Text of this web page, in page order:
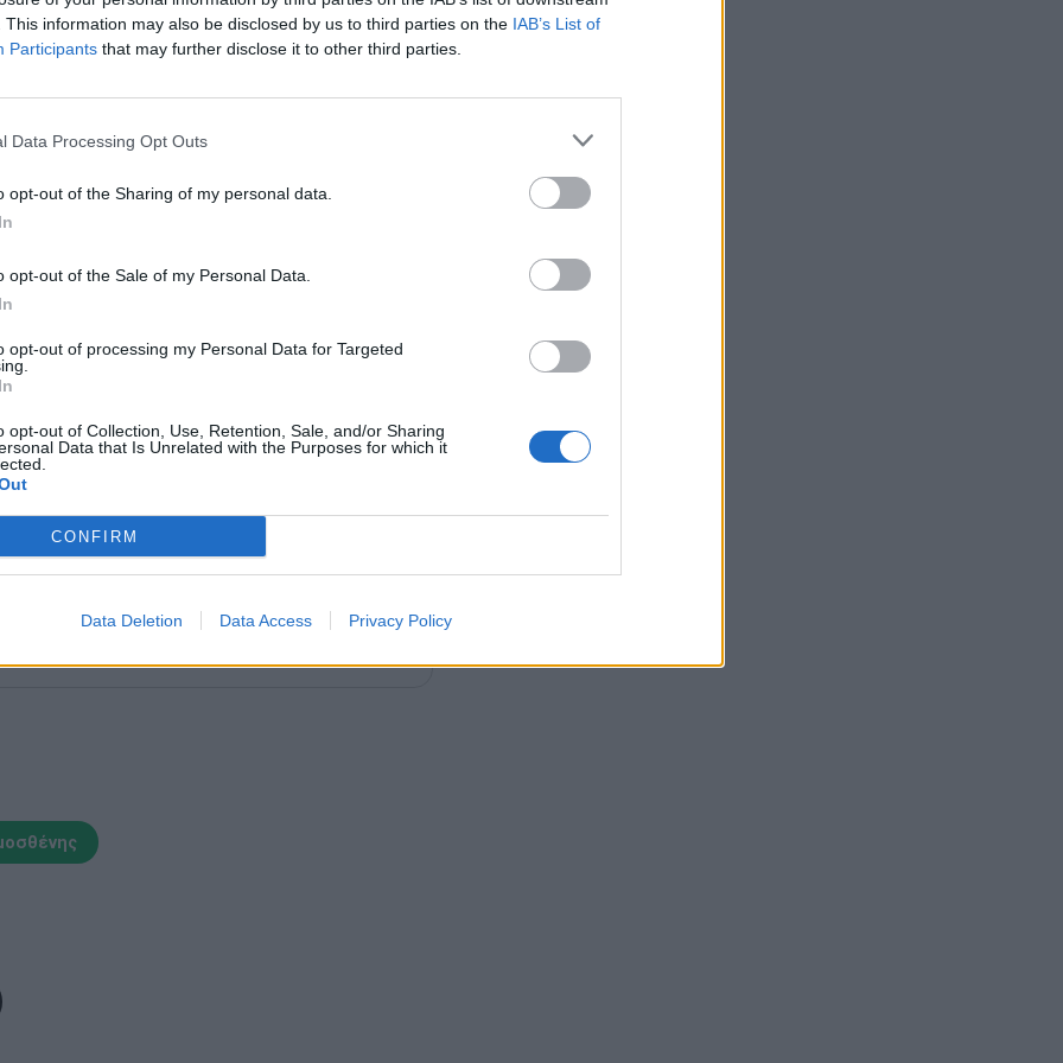
This information may also be disclosed by us to third parties on the IAB’s List of
Participants that may further disclose it to other third parties.
Data Processing Opt Outs
opt-out of the Sharing of my personal data.
opt-out of the Sale of my Personal Data.
opt-out of processing my Personal Data for Targeted
opt-out of Collection, Use, Retention, Sale, and/or Sharing
Data that Is Unrelated with the Purposes for which it
CONFIRM
Data Deletion Data Access Privacy Policy
το γυρίσαμε και συνεχίζουμε.
ότι μπορούσαμε να κερδίσουμε. Μπορεί
καλά, η εικόνα μας να μην ήταν καλή
το σκορ Μέχρι τώρα καλά πάμε εντος,
να πάρουμε και εκεί κάποιους
πιο ψηλά. Δεν ξέρω αν ήμουν MVP,